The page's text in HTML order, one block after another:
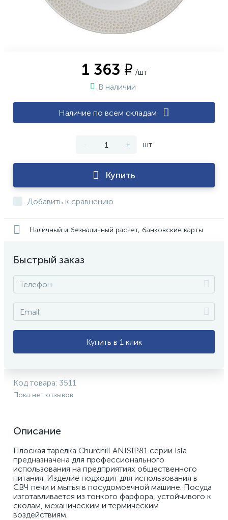
1 363 ₽ /шт
В наличии
Наличие по всем складам
- + шт
Купить
Добавить к сравнению
Наличный и безналичный расчет, банковские карты
Быстрый заказ
Купить в 1 клик
Код товара: 3511
Пока нет отзывов
Описание
Плоская тарелка Churchill ANISIP81 серии Isla
предназначена для профессионального
использования на предприятиях общественного
питания. Изделие подходит для использования в
СВЧ печи и мытья в посудомоечной машине. Посуда
изготавливается из тонкого фарфора, устойчивого к
сколам, механическим и термическим
воздействиям.